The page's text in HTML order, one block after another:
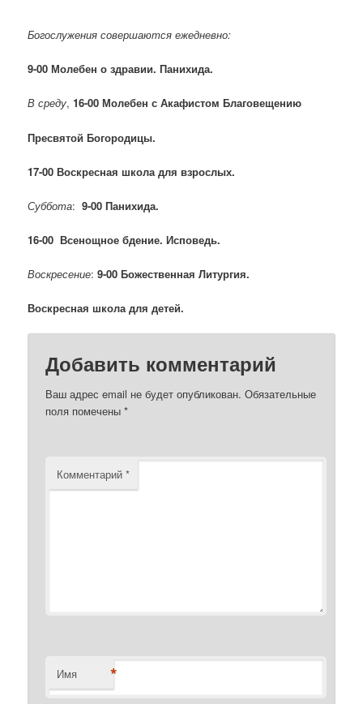
Богослужения совершаются ежедневно:
9-00 Молебен о здравии. Панихида.
В среду,16-00 Молебен с Акафистом Благовещению
Пресвятой Богородицы.
17-00 Воскресная школа для взрослых.
Суббота:9-00 Панихида.
16-00 Всенощное бдение. Исповедь.
Воскресение: 9-00 Божественная Литургия.
Воскресная школа для детей.
Добавить комментарий
Ваш адрес email не будет опубликован. Обязательные
поля помечены*
Комментарий*
Имя *